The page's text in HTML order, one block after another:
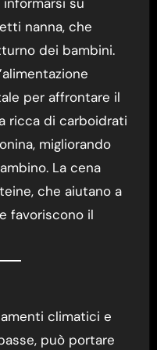
nanna, che
dei bambini.
per affrontare il
ricca di carboidrati
migliorando
La cena
che aiutano a
favoriscono il
climatici e
può portare